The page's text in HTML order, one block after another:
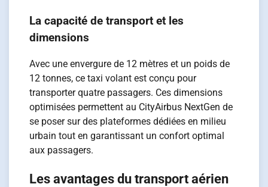
La capacité de transport et les
dimensions
Avec une envergure de 12 mètres et un poids de
12 tonnes, ce taxi volant est conçu pour
transporter quatre passagers. Ces dimensions
optimisées permettent au CityAirbus NextGen de
se poser sur des plateformes dédiées en milieu
urbain tout en garantissant un confort optimal
aux passagers.
Les avantages du transport aérien